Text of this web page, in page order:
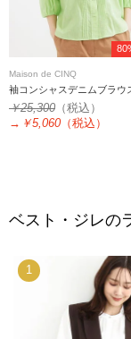
Maison de CINQ
袖コンシャスデニムブラウ
￥25,300 （税込）
→ ￥5,060 （税込）
ベスト・ジレの
1